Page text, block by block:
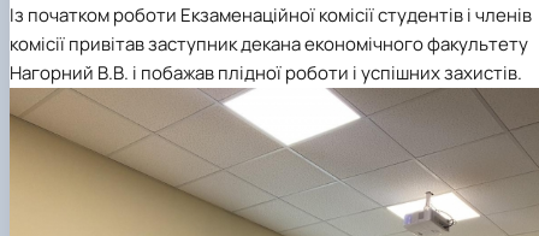
Із початком роботи Екзаменаційної комісії студентів і членів
комісії привітав заступник декана економічного факультету
Нагорний В.В. і побажав плідної роботи і успішних захистів.